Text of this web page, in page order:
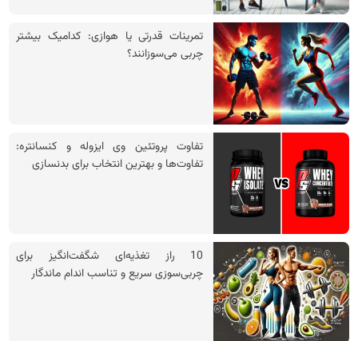
تمرینات قدرتی یا هوازی: کدامیک بیشتر
چربی می‌سوزانند؟
تفاوت پروتئین وی ایزوله و کنسانتره:
تفاوت‌ها و بهترین انتخاب برای بدنسازی
10 راز تغذیه‌ای شگفت‌انگیز برای
چربی‌سوزی سریع و تناسب اندام ماندگار